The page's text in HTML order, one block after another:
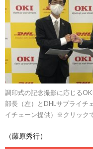
調印式の記念撮影に応じる
部長（左）とDHLサプライチ
イチェーン提供）※クリック
（藤原秀行）